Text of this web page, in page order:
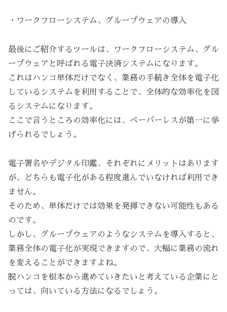
・ワークフローシステム、グループウェアの導入
最後にご紹介するツールは、ワークフローシステム、グル
ープウェアと呼ばれる電子決済システムになります。
これはハンコ単体だけでなく、業務の手続き全体を電子化
しているシステムを利用することで、全体的な効率化を図
るシステムになります。
ここで言うところの効率化には、ペーパーレスが第一に挙
げられるでしょう。
電子署名やデジタル印鑑、それぞれにメリットはあります
が、どちらも電子化がある程度進んでいなければ利用でき
ません。
そのため、単体だけでは効果を発揮できない可能性もある
のです。
しかし、グループウェアのようなシステムを導入すると、
業務全体の電子化が実現できますので、大幅に業務の流れ
を変えることができますよね。
脱ハンコを根本から進めていきたいと考えている企業にと
っては、向いている方法になるでしょう。